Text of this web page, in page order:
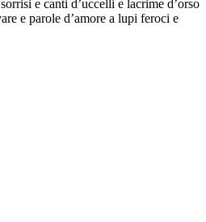
e canti d’uccelli e lacrime d’orso
e parole d’amore a lupi feroci e